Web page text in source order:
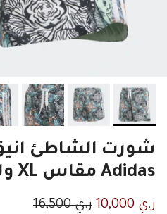
شورت الشاطئ
Adidas مقاس XL ولادي
السعر الان
ر.ي 10,000 السعر الاصلي
ر.ي 16,500